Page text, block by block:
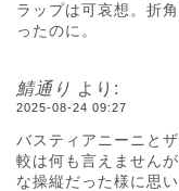
ラップは可哀想。折
ったのに。
鯖通り より:
2025-08-24 09:27
バスティアニーニと
較は何も言えません
な操縦だった様に思い